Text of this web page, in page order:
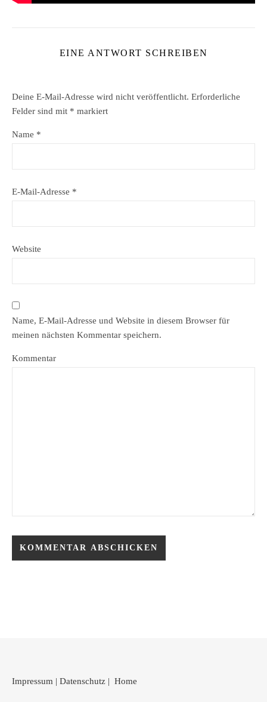
EINE ANTWORT SCHREIBEN
Deine E-Mail-Adresse wird nicht veröffentlicht. Erforderliche
Felder sind mit * markiert
Name *
E-Mail-Adresse *
Website
Name, E-Mail-Adresse und Website in diesem Browser für
meinen nächsten Kommentar speichern.
Kommentar
Impressum | Datenschutz | Home